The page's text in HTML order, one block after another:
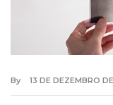
By 13 DE DEZEMBRO